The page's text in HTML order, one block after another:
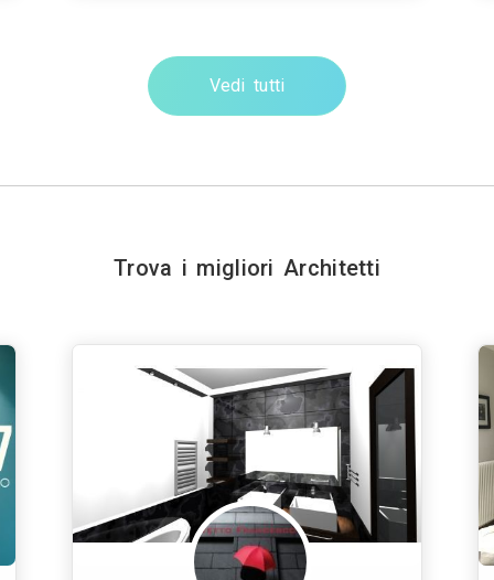
Vedi tutti
Trova i migliori Architetti